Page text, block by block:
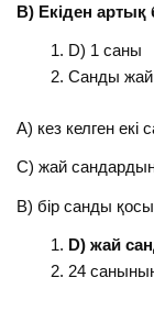
В) Екіден артық
D) 1 саны
Санды жай
А) кез келген екі
С) жай сандардың
В) бір санды
D) жай
24